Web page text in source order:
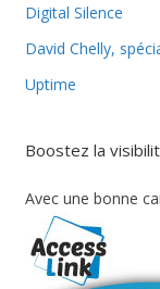
Digital Silence
David Chelly,
Uptime
Boostez la
Avec une bonne